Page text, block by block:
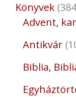
Könyvek 384
Advent,
Antikvár
Biblia,